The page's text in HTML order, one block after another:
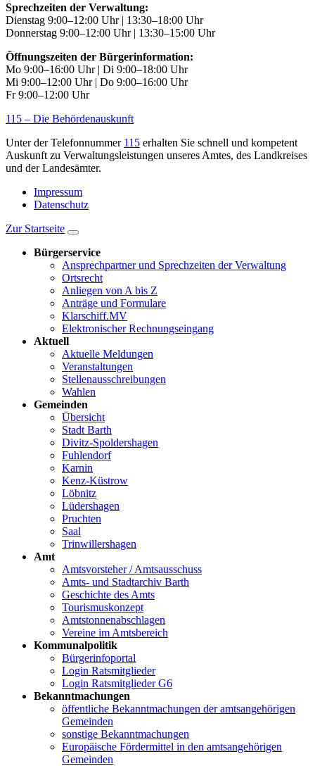
Sprechzeiten der Verwaltung:
Dienstag 9:00–12:00 Uhr | 13:30–18:00 Uhr
Donnerstag 9:00–12:00 Uhr | 13:30–15:00 Uhr
Öffnungszeiten der Bürgerinformation:
Mo 9:00–16:00 Uhr | Di 9:00–18:00 Uhr
Mi 9:00–12:00 Uhr | Do 9:00–16:00 Uhr
Fr 9:00–12:00 Uhr
115 – Die Behördenauskunft
Unter der Telefonnummer 115 erhalten Sie schnell und kompetent
Auskunft zu Verwaltungsleistungen unseres Amtes, des Landkreises
und der Landesämter.
Impressum
Datenschutz
Zur Startseite
Bürgerservice
Ansprechpartner und Sprechzeiten der Verwaltung
Ortsrecht
Anliegen von A bis Z
Anträge und Formulare
Klarschiff.MV
Elektronischer Rechnungseingang
Aktuell
Aktuelle Meldungen
Veranstaltungen
Stellenausschreibungen
Wahlen
Gemeinden
Übersicht
Stadt Barth
Divitz-Spoldershagen
Fuhlendorf
Karnin
Kenz-Küstrow
Löbnitz
Lüdershagen
Pruchten
Saal
Trinwillershagen
Amt
Amtsvorsteher / Amtsausschuss
Amts- und Stadtarchiv Barth
Geschichte des Amts
Tourismuskonzept
Amtstonnenabschlagen
Vereine im Amtsbereich
Kommunalpolitik
Bürgerinfoportal
Login Ratsmitglieder
Login Ratsmitglieder G6
Bekanntmachungen
öffentliche Bekanntmachungen der amtsangehörigen
Gemeinden
sonstige Bekanntmachungen
Europäische Fördermittel in den amtsangehörigen
Gemeinden